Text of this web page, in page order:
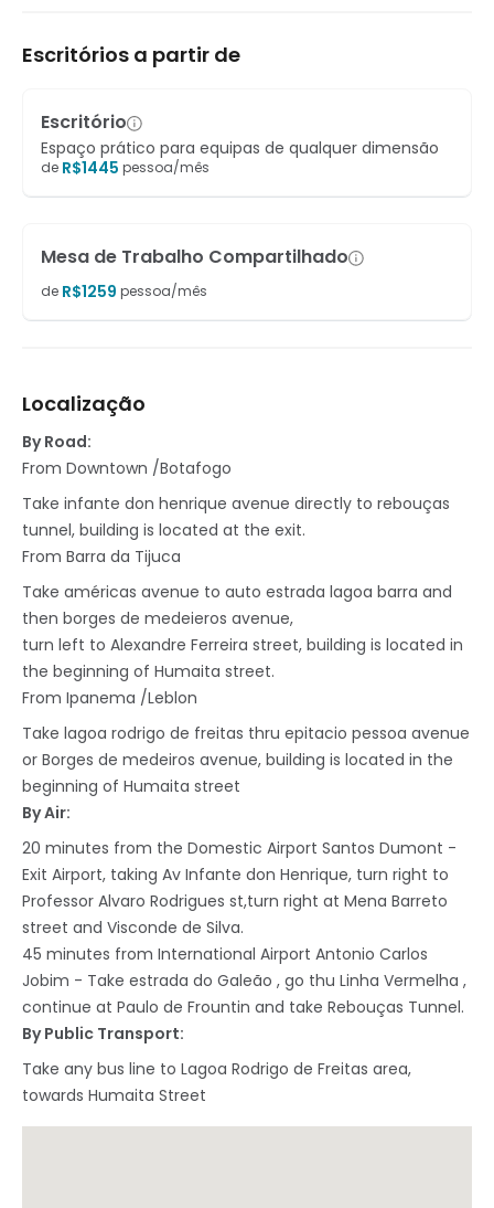
Escritórios a partir de
Escritório
Espaço prático para equipas de qualquer dimensão
de R$1445 pessoa/mês
Mesa de Trabalho Compartilhado
de R$1259 pessoa/mês
Localização
By Road:
From Downtown /Botafogo
Take infante don henrique avenue directly to rebouças
tunnel, building is located at the exit.
From Barra da Tijuca
Take américas avenue to auto estrada lagoa barra and
then borges de medeieros avenue,
turn left to Alexandre Ferreira street, building is located in
the beginning of Humaita street.
From Ipanema /Leblon
Take lagoa rodrigo de freitas thru epitacio pessoa avenue
or Borges de medeiros avenue, building is located in the
beginning of Humaita street
By Air:
20 minutes from the Domestic Airport Santos Dumont -
Exit Airport, taking Av Infante don Henrique, turn right to
Professor Alvaro Rodrigues st,turn right at Mena Barreto
street and Visconde de Silva.
45 minutes from International Airport Antonio Carlos
Jobim - Take estrada do Galeão , go thu Linha Vermelha ,
continue at Paulo de Frountin and take Rebouças Tunnel.
By Public Transport:
Take any bus line to Lagoa Rodrigo de Freitas area,
towards Humaita Street